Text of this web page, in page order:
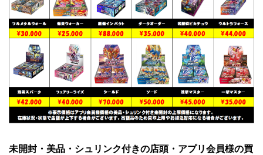
未開封・美品・シュリンク付きの店頭・アプリ会員様の買